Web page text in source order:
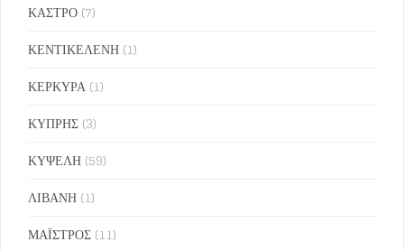
ΚΑΣΤΡΟ (7)
ΚΕΝΤΙΚΕΛΕΝΗ (1)
ΚΕΡΚΥΡΑ (1)
ΚΥΠΡΗΣ (3)
ΚΥΨΕΛΗ (59)
ΛΙΒΑΝΗ (1)
ΜΑΪΣΤΡΟΣ (11)